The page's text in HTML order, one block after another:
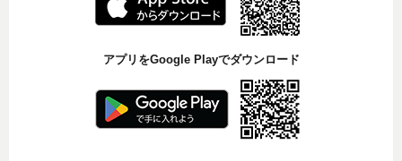
アプリをGoogle Playでダウンロード